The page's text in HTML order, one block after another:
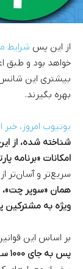
از این پس شرایط
خواهد بود و طبق
بیشتری این شانس
بهره بگیرند.
یوتیوب امروز، خبر
شناخته شده، از
امکانات «برنامه
سریع‌تر و آسان‌تر از
همان «سوپر چت»،
ویژه به مشترکین
بر اساس این
پس به جای ۱۰۰۰ سابسکرایب تنها به ۵۰۰ سابسکرایبر نیاز دارد